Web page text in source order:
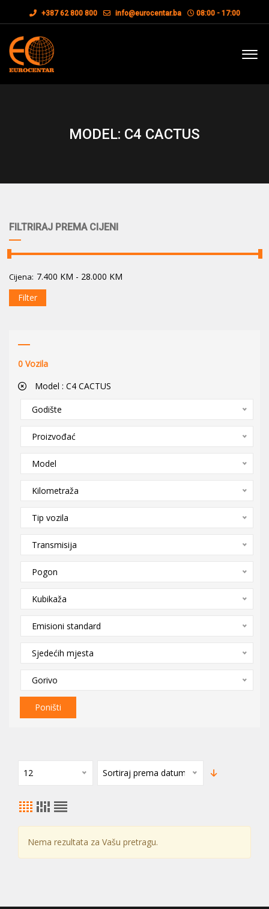
+387 62 800 800 info@eurocentar.ba 08:00 - 17:00
MODEL: C4 CACTUS
FILTRIRAJ PREMA CIJENI
Cijena: 7.400 KM - 28.000 KM
Filter
0 Vozila
Model : C4 CACTUS
Godište
Proizvođać
Model
Kilometraža
Tip vozila
Transmisija
Pogon
Kubikaža
Emisioni standard
Sjedećih mjesta
Gorivo
Poništi
12 Sortiraj prema datumu
Nema rezultata za Vašu pretragu.